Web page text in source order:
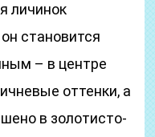
личинок
становится
– в центре
оттенки, а
в золотисто-